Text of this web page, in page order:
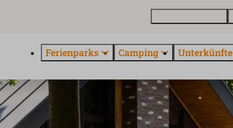
Ferienparks Camping Unterkünfte